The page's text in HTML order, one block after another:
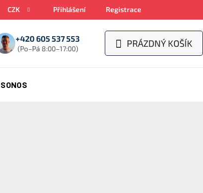
CZK Přihlášení Registrace
+420 605 537 553
(Po–Pá 8:00–17:00)
NÁKUPNÍ
PRÁZDNÝ KOŠÍK